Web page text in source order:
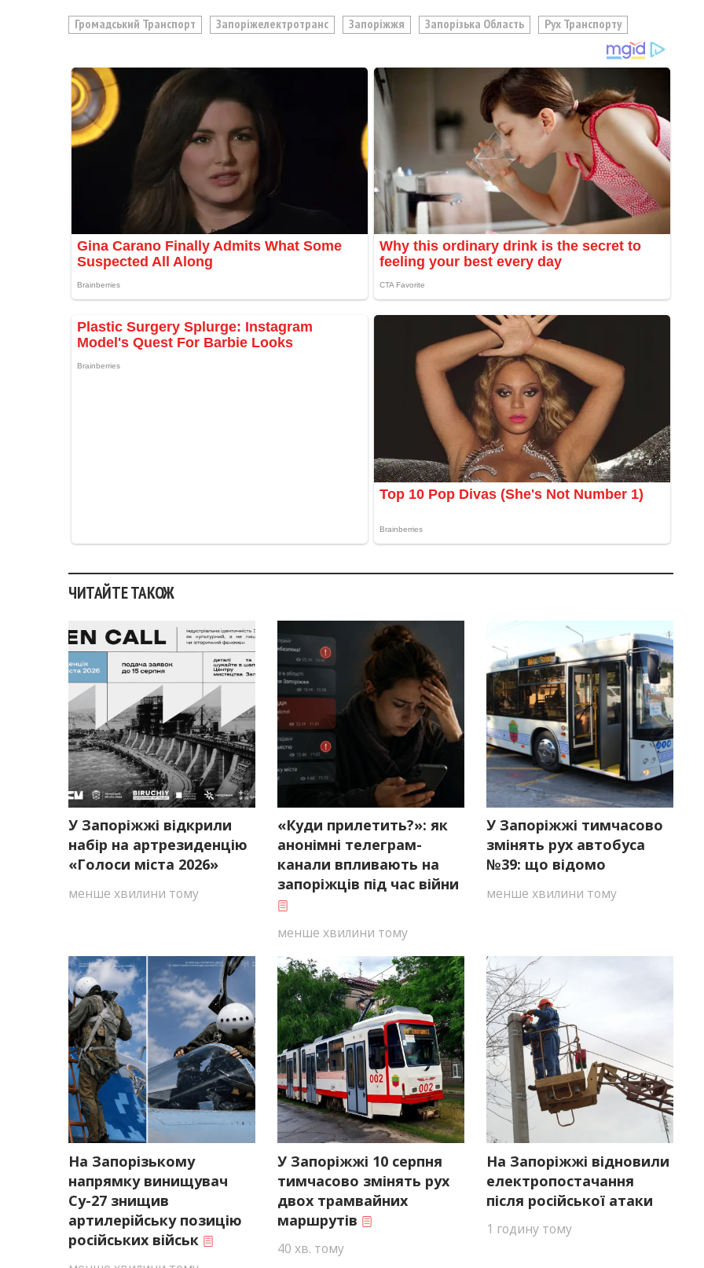
Громадський Транспорт Запоріжелектротранс Запоріжжя Запорізька Область Рух Транспорту
ЧИТАЙТЕ ТАКОЖ
У Запоріжжі відкрили
набір на артрезиденцію
«Голоси міста 2026»
менше хвилини тому
«Куди прилетить?»: як
анонімні телеграм-
канали впливають на
запоріжців під час війни
менше хвилини тому
У Запоріжжі тимчасово
змінять рух автобуса
№39: що відомо
менше хвилини тому
На Запорізькому
напрямку винищувач
Су-27 знищив
артилерійську позицію
російських військ
У Запоріжжі 10 серпня
тимчасово змінять рух
двох трамвайних
маршрутів
40 хв. тому
На Запоріжжі відновили
електропостачання
після російської атаки
1 годину тому